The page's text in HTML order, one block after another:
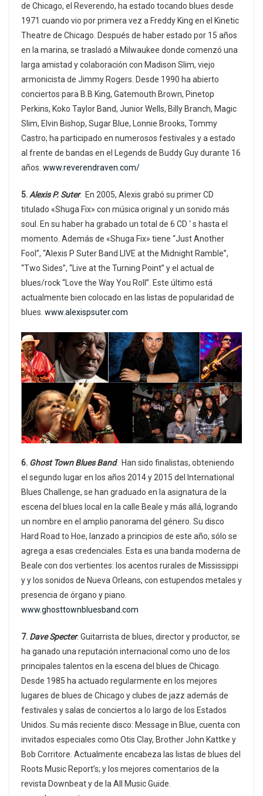
de Chicago, el Reverendo, ha estado tocando blues desde
1971 cuando vio por primera vez a Freddy King en el Kinetic
Theatre de Chicago. Después de haber estado por 15 años
en la marina, se trasladó a Milwaukee donde comenzó una
larga amistad y colaboración con Madison Slim, viejo
armonicista de Jimmy Rogers. Desde 1990 ha abierto
conciertos para B.B King, Gatemouth Brown, Pinetop
Perkins, Koko Taylor Band, Junior Wells, Billy Branch, Magic
Slim, Elvin Bishop, Sugar Blue, Lonnie Brooks, Tommy
Castro; ha participado en numerosos festivales y a estado
al frente de bandas en el Legends de Buddy Guy durante 16
años. www.reverendraven.com/
5.Alexis P. Suter. En 2005, Alexis grabó su primer CD
titulado «Shuga Fix» con música original y un sonido más
soul. En su haber ha grabado un total de 6 CD ‘ s hasta el
momento. Además de «Shuga Fix» tiene “Just Another
Fool”, “Alexis P Suter Band LIVE at the Midnight Ramble”,
“Two Sides”, “Live at the Turning Point” y el actual de
blues/rock “Love the Way You Roll”. Este último está
actualmente bien colocado en las listas de popularidad de
blues. www.alexispsuter.com
6. Ghost Town Blues Band. Han sido finalistas, obteniendo
el segundo lugar en los años 2014 y 2015 del International
Blues Challenge, se han graduado en la asignatura de la
escena del blues local en la calle Beale y más allá, logrando
un nombre en el amplio panorama del género. Su disco
Hard Road to Hoe, lanzado a principios de este año, sólo se
agrega a esas credenciales. Esta es una banda moderna de
Beale con dos vertientes: los acentos rurales de Mississippi
y y los sonidos de Nueva Orleans, con estupendos metales y
presencia de órgano y piano.
www.ghosttownbluesband.com
7. Dave Specter. Guitarrista de blues, director y productor, se
ha ganado una reputación internacional como uno de los
principales talentos en la escena del blues de Chicago.
Desde 1985 ha actuado regularmente en los mejores
lugares de blues de Chicago y clubes de jazz además de
festivales y salas de conciertos a lo largo de los Estados
Unidos. Su más reciente disco: Message in Blue, cuenta con
invitados especiales como Otis Clay, Brother John Kattke y
Bob Corritore. Actualmente encabeza las listas de blues del
Roots Music Report’s; y los mejores comentarios de la
revista Downbeat y de la All Music Guide.